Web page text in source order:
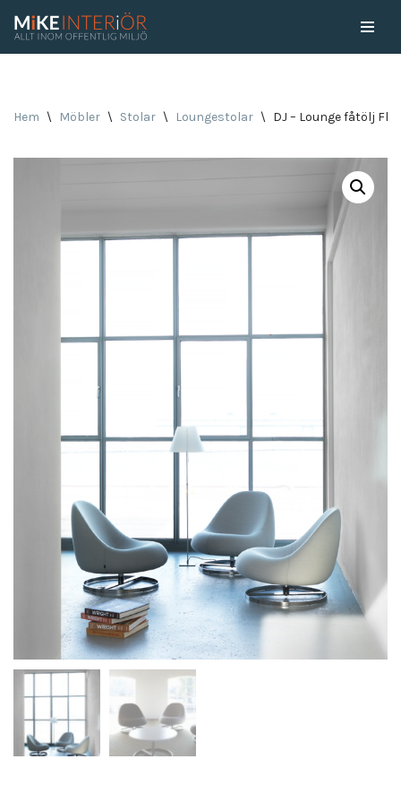
Hem \ Möbler \ Stolar \ Loungestolar \ DJ – Lounge fåtölj